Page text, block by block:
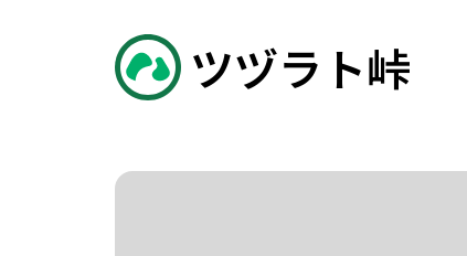
ツヅラト峠